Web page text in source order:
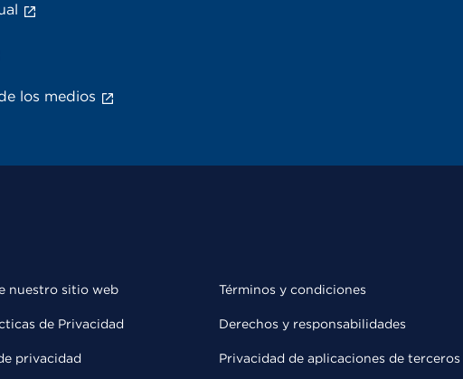
los medios
nuestro sitio web
de Privacidad
privacidad
Términos y condiciones
Derechos y responsabilidades
Privacidad de aplicaciones de terceros